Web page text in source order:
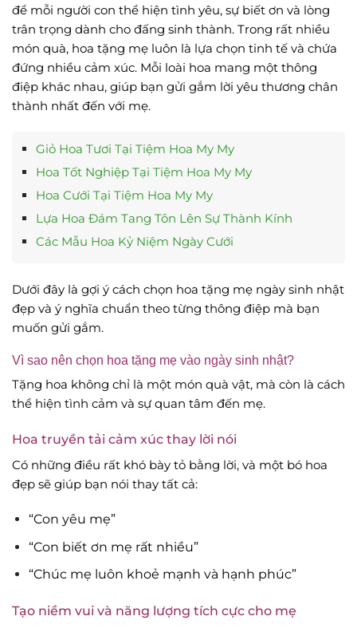
để mỗi người con thể hiện tình yêu, sự biết ơn và lòng
trân trọng dành cho đấng sinh thành. Trong rất nhiều
món quà, hoa tặng mẹ luôn là lựa chọn tinh tế và chứa
đứng nhiều cảm xúc. Mỗi loài hoa mang một thông
điệp khác nhau, giúp bạn gửi gắm lời yêu thương chân
thành nhất đến với mẹ.
Giỏ Hoa Tươi Tại Tiệm Hoa My My
Hoa Tốt Nghiệp Tại Tiệm Hoa My My
Hoa Cưới Tại Tiệm Hoa My My
Lựa Hoa Đám Tang Tôn Lên Sự Thành Kính
Các Mẫu Hoa Kỷ Niệm Ngày Cưới
Dưới đây là gợi ý cách chọn hoa tặng mẹ ngày sinh nhật
đẹp và ý nghĩa chuẩn theo từng thông điệp mà bạn
muốn gửi gắm.
Vì sao nên chọn hoa tặng mẹ vào ngày sinh nhật?
Tặng hoa không chỉ là một món quà vật, mà còn là cách
thể hiện tình cảm và sự quan tâm đến mẹ.
Hoa truyền tải cảm xúc thay lời nói
Có những điều rất khó bày tỏ bằng lời, và một bó hoa
đẹp sẽ giúp bạn nói thay tất cả:
“Con yêu mẹ”
“Con biết ơn mẹ rất nhiều”
“Chúc mẹ luôn khoẻ mạnh và hạnh phúc”
Tạo niềm vui và năng lượng tích cực cho mẹ